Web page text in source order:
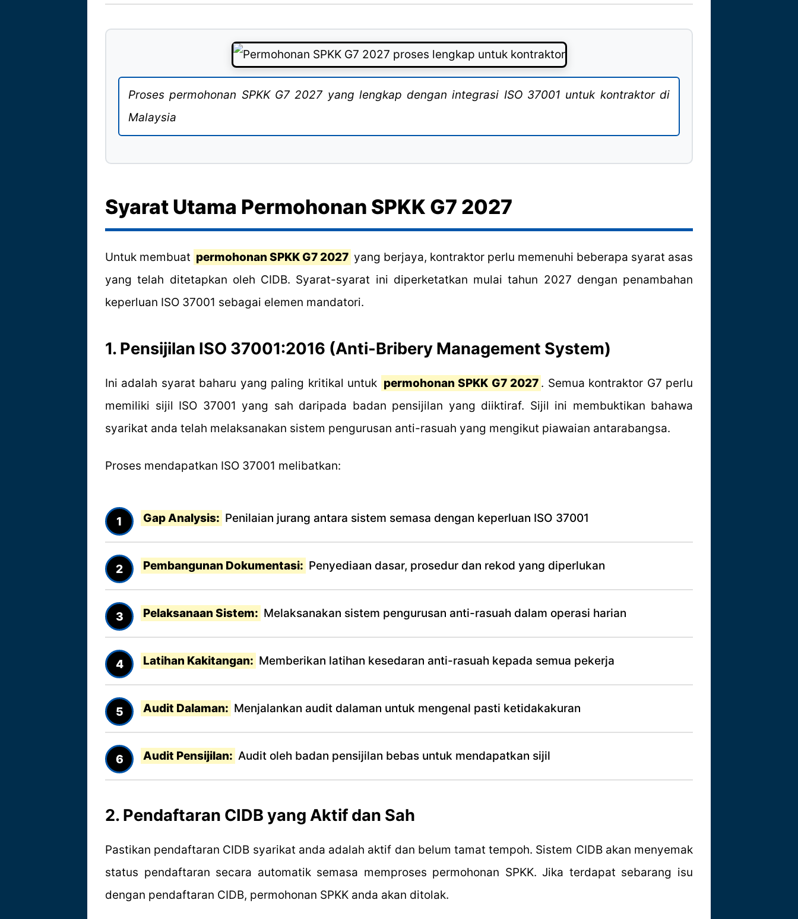
Proses permohonan SPKK G7 2027 yang lengkap dengan integrasi ISO 37001 untuk kontraktor di
Malaysia
Syarat Utama Permohonan SPKK G7 2027
Untuk membuat permohonan SPKK G7 2027 yang berjaya, kontraktor perlu memenuhi beberapa syarat asas
yang telah ditetapkan oleh CIDB. Syarat-syarat ini diperketatkan mulai tahun 2027 dengan penambahan
keperluan ISO 37001 sebagai elemen mandatori.
1. Pensijilan ISO 37001:2016 (Anti-Bribery Management System)
Ini adalah syarat baharu yang paling kritikal untuk permohonan SPKK G7 2027 . Semua kontraktor G7 perlu
memiliki sijil ISO 37001 yang sah daripada badan pensijilan yang diiktiraf. Sijil ini membuktikan bahawa
syarikat anda telah melaksanakan sistem pengurusan anti-rasuah yang mengikut piawaian antarabangsa.
Proses mendapatkan ISO 37001 melibatkan:
Gap Analysis: Penilaian jurang antara sistem semasa dengan keperluan ISO 37001
Pembangunan Dokumentasi: Penyediaan dasar, prosedur dan rekod yang diperlukan
Pelaksanaan Sistem: Melaksanakan sistem pengurusan anti-rasuah dalam operasi harian
Latihan Kakitangan: Memberikan latihan kesedaran anti-rasuah kepada semua pekerja
Audit Dalaman: Menjalankan audit dalaman untuk mengenal pasti ketidakakuran
Audit Pensijilan: Audit oleh badan pensijilan bebas untuk mendapatkan sijil
2. Pendaftaran CIDB yang Aktif dan Sah
Pastikan pendaftaran CIDB syarikat anda adalah aktif dan belum tamat tempoh. Sistem CIDB akan menyemak
status pendaftaran secara automatik semasa memproses permohonan SPKK. Jika terdapat sebarang isu
dengan pendaftaran CIDB, permohonan SPKK anda akan ditolak.